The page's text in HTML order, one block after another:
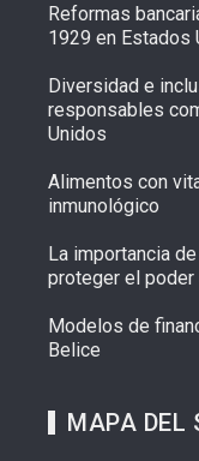
Reformas
1929 en Estados
Diversidad e
responsables
Unidos
Alimentos con
inmunológico
La importancia
proteger el
Modelos de
Belice
MAPA DEL